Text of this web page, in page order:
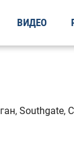
ВИДЕО
Southgate,